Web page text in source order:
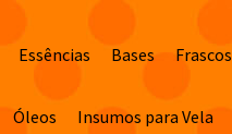
Essências Bases Frascos
Óleos Insumos para Vela